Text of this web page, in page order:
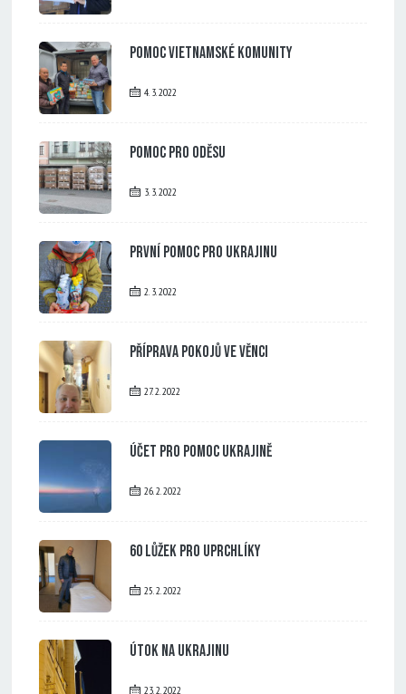
Pomoc vietnamské komunity
4. 3. 2022
Pomoc pro Oděsu
3. 3. 2022
První pomoc pro Ukrajinu
2. 3. 2022
Příprava pokojů ve Věnci
27. 2. 2022
Účet pro pomoc Ukrajině
26. 2. 2022
60 lůžek pro uprchlíky
25. 2. 2022
Útok na Ukrajinu
23. 2. 2022